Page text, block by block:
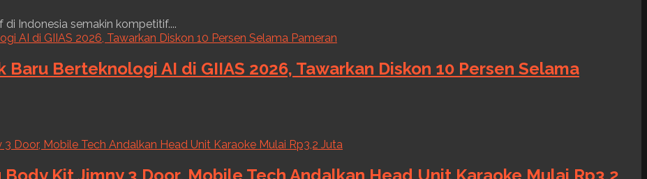
Indonesia semakin kompetitif....
Berteknologi AI di GIIAS 2026, Tawarkan Diskon 10 Persen Selama